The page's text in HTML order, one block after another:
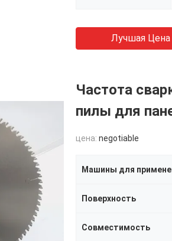
Лучшая Цена
Частота
пилы для
цена: negotiable
Машины для
Поверхность
Совместимость